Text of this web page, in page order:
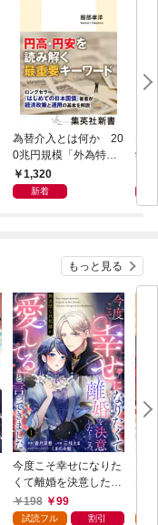
為替介入とは何か 20
0兆円規模「外為特
会」が生まれた謎
1,320
新着
学
もっと見る
今度こそ幸せになりた
くて離婚を決意したと
ころ、無表情な旦那様
が「愛してる」と言っ
198 99
試読フル 割引